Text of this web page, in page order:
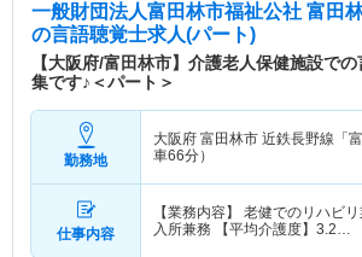
一般財団法人富田林市福祉公社 富田
の言語聴覚士求人(パート)
【大阪府/富田林市】介護老人保健施設で
集です♪＜パート＞
勤務地
大阪府 富田林市 近鉄長野線「
車66分）
仕事内容
【業務内容】 老健でのリハビ
入所兼務 【平均介護度】3.2…